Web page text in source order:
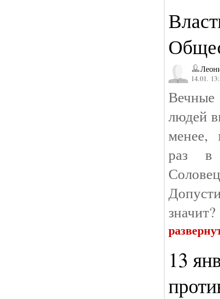
14.01.
людей
менее,
раз
значит?
13